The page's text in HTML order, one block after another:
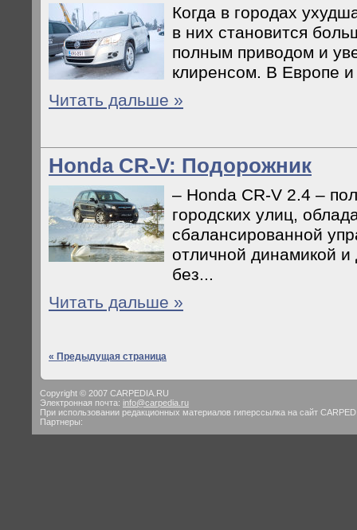
Когда в городах
в них становится
полным приводом и
клиренсом. В Европе
Читать дальше »
Honda CR-V: Подорожник
– Honda CR-V 2.4 –
городских улиц,
сбалансированной
отличной динамикой
без...
Читать дальше »
« Предыдущая страница
Copyright © 2007 CARPEDIA.RU
Электронная почта: info@carpedia.ru
При использовании редакционных материалов гиперссылка на сайт
Партнеры: